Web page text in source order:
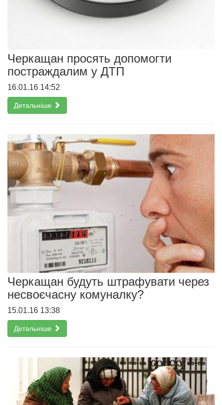
Черкащан просять допомогти
постраждалим у ДТП
16.01.16 14:52
Детальніше
Черкащан будуть штрафувати через
несвоєчасну комуналку?
15.01.16 13:38
Детальніше